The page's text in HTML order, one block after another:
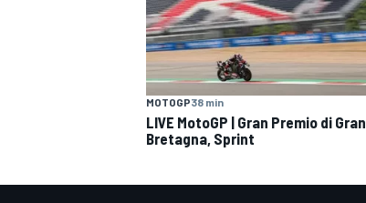
MOTOGP38 min
LIVE MotoGP | Gran Premio di Gran
Bretagna, Sprint